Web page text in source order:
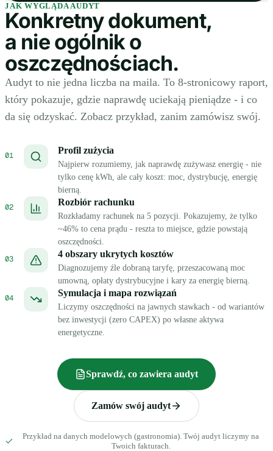
JAK WYGLĄDA AUDYT
Konkretny dokument,
a nie ogólnik o
oszczędnościach.
Audyt to nie jedna liczba na maila. To 8-stronicowy raport,
który pokazuje, gdzie naprawdę uciekają pieniądze - i co
da się odzyskać. Zobacz przykład, zanim zamówisz swój.
01 Profil zużycia
Najpierw rozumiemy, jak naprawdę zużywasz energię - nie
tylko cenę kWh, ale cały koszt: moc, dystrybucję, energię
bierną.
02 Rozbiór rachunku
Rozkładamy rachunek na 5 pozycji. Pokazujemy, że tylko
~46% to cena prądu - reszta to miejsce, gdzie powstają
oszczędności.
03 4 obszary ukrytych kosztów
Diagnozujemy źle dobraną taryfę, przeszacowaną moc
umowną, opłaty dystrybucyjne i kary za energię bierną.
04 Symulacja i mapa rozwiązań
Liczymy oszczędności na jawnych stawkach - od wariantów
bez inwestycji (zero CAPEX) po własne aktywa
energetyczne.
Sprawdź, co zawiera audyt
Zamów swój audyt
Przykład na danych modelowych (gastronomia). Twój audyt liczymy na
Twoich fakturach.